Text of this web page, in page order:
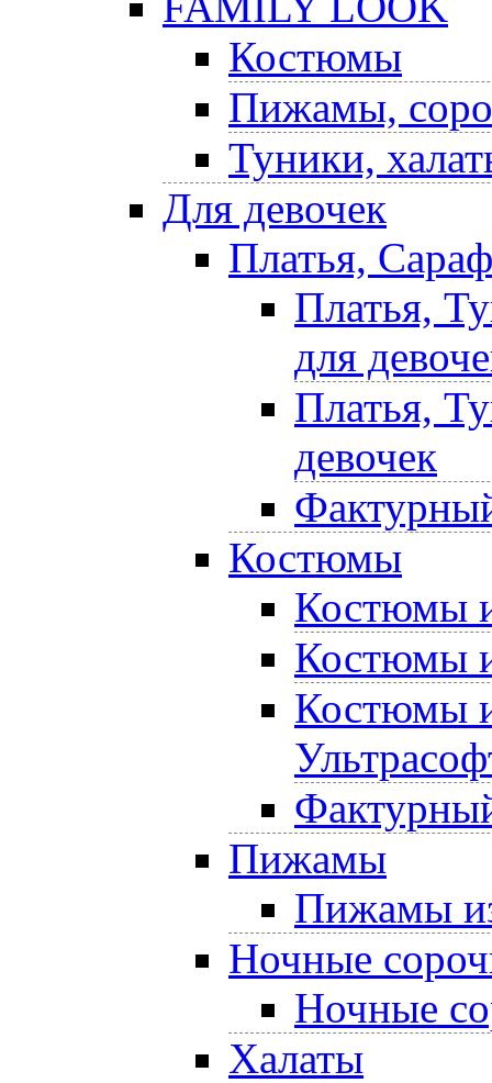
Костюмы
Пижамы,
Туники,
Для девочек
Платья,
Платья,
для
Платья,
девочек
Костюмы
Костюмы
Костюмы
Костюмы
Пижамы
Пижамы
Ночные
Ночные
Халаты